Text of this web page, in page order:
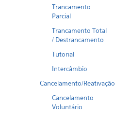
Trancamento
Parcial
Trancamento Total
/ Destrancamento
Tutorial
Intercâmbio
Cancelamento/Reativação
Cancelamento
Voluntário